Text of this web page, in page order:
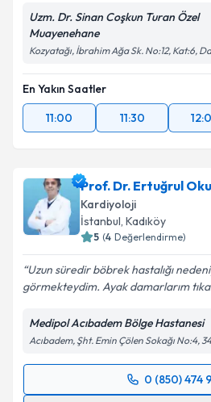
Kişisel verilerimin
Metni 'ni okudum ve
kapsamda işlenmesini
Uzm. Dr. Sinan Coşkun Turan Özel
Muayenehane
Kozyatağı, İbrahim Ağa Sk. No:12, Kat:6,
En Yakın Saatler
11:00
11:30
Prof. Dr. Ertuğrul
Kardiyoloji
İstanbul, Kadıköy
5 (4 Değerlendirme)
Uzun süredir böbrek hastalığı
görmekteydim. Ayak damarlarım
Medipol Acıbadem Bölge Hastanesi
Acıbadem, Şht. Emin Çölen Sokağı No:4,
0 (850) 474
Randevu Takvimi Talebi